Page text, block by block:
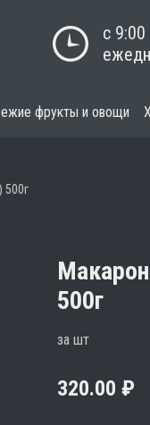
с
фрукты и овощи
500г
500г
за шт
320.00 ₽